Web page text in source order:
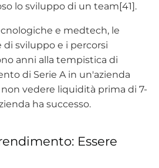
lo sviluppo di un team[41].
e medtech, le
sviluppo e i percorsi
anni alla tempistica di
di Serie A in un'azienda
vedere liquidità prima di 7-
ha successo.
Essere